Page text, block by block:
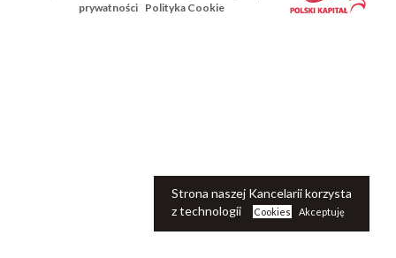
prywatności Polityka Cookie
Strona naszej Kancelarii korzysta
z technologii
Cookies Akceptuję